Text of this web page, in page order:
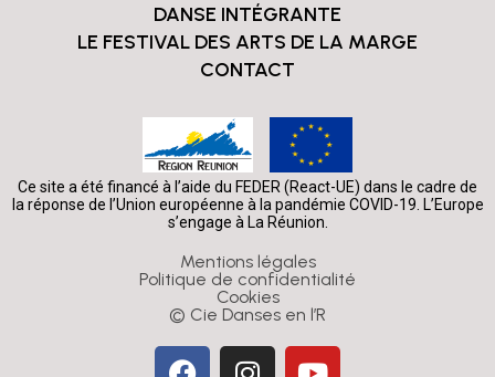
Mentions légales
Politique de confidentialité
Cookies
© Cie Danses en l’R
DANSE INTÉGRANTE
LE FESTIVAL DES ARTS DE LA MARGE
CONTACT
Ce site a été financé à l’aide du FEDER (React-UE) dans le cadre de
la réponse de l’Union européenne à la pandémie COVID-19. L’Europe
s’engage à La Réunion.